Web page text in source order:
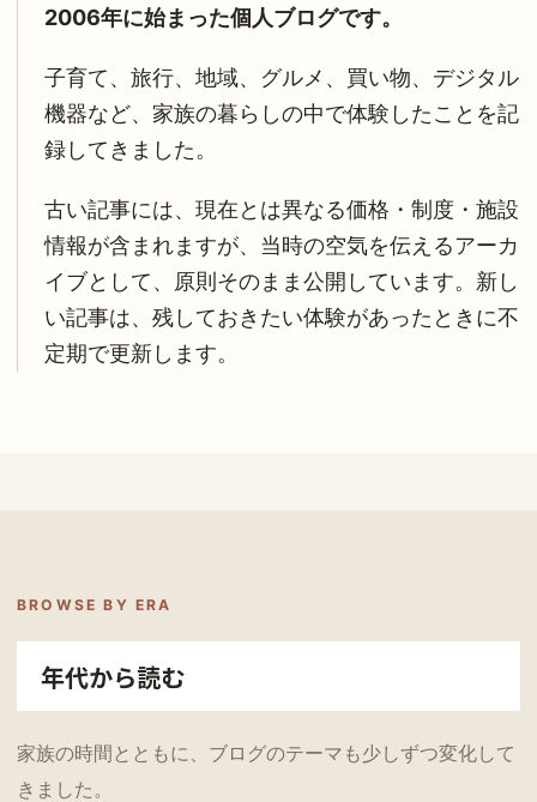
2006年に始まった個人ブログです。
子育て、旅行、地域、グルメ、買い物、デジタル
機器など、家族の暮らしの中で体験したことを記
録してきました。
古い記事には、現在とは異なる価格・制度・施設
情報が含まれますが、当時の空気を伝えるアーカ
イブとして、原則そのまま公開しています。新し
い記事は、残しておきたい体験があったときに不
定期で更新します。
BROWSE BY ERA
年代から読む
家族の時間とともに、ブログのテーマも少しずつ変化して
きました。